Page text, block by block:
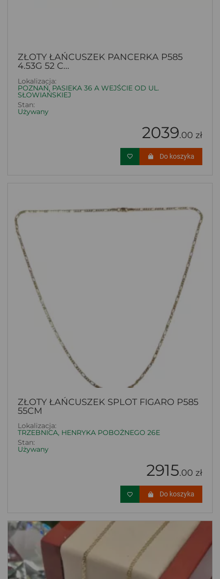
ZŁOTY ŁAŃCUSZEK PANCERKA P585
4.53G 52 C...
Lokalizacja:
POZNAŃ, PASIEKA 36 A WEJŚCIE OD UL.
SŁOWIAŃSKIEJ
Stan:
Używany
2039.00 zł
Do koszyka
ZŁOTY ŁAŃCUSZEK SPLOT FIGARO P585
55CM
Lokalizacja:
TRZEBNICA, HENRYKA POBOŻNEGO 26E
Stan:
Używany
2915.00 zł
Do koszyka